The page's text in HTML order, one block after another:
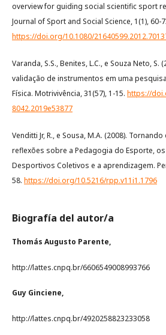
overview for guiding social scientific sport
Journal of Sport and Social Science, 1(1), 60-
https://doi.org/10.1080/
Varanda, S.S., Benites, L.C., e Souza Neto, S.
validação de instrumentos em uma
Física. Motrivivência, 31(57), 1-15. https://
8042.2019e53877
Venditti Jr, R., e Sousa, M.A. (2008). Tornando
reflexões sobre a Pedagogia do Esporte,
Desportivos Coletivos e a aprendizagem.
58. https://doi.org/10.5216/rpp.v11i1.1796
Biografía del autor/a
Thomás Augusto Parente,
http://lattes.cnpq.br/6606549008993766
Guy Ginciene,
http://lattes.cnpq.br/4920258823233058